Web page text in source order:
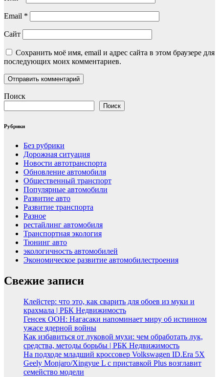
Email *
Сайт
Сохранить моё имя, email и адрес сайта в этом браузере для
последующих моих комментариев.
Поиск
Поиск
Рубрики
Без рубрики
Дорожная ситуация
Новости автотранспорта
Обновление автомобиля
Общественный транспорт
Популярные автомобили
Развитие авто
Развитие транспорта
Разное
рестайлинг автомобиля
Транспортная экология
Тюнинг авто
экологичность автомобилей
Экономическое развитие автомобилестроения
Свежие записи
Клейстер: что это, как сварить для обоев из муки и
крахмала | РБК Недвижимость
Генсек ООН: Нагасаки напоминает миру об истинном
ужасе ядерной войны
Как избавиться от луковой мухи: чем обработать лук,
средства, методы борьбы | РБК Недвижимость
На подходе младший кроссовер Volkswagen ID.Era 5X
Geely Monjaro/Xingyue L с приставкой Plus возглавит
семейство модели